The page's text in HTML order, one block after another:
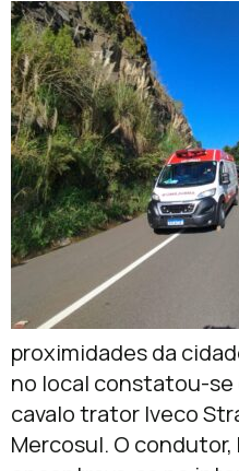
proximidades da
no local constatou-
cavalo trator Iveco
Mercosul. O condutor,